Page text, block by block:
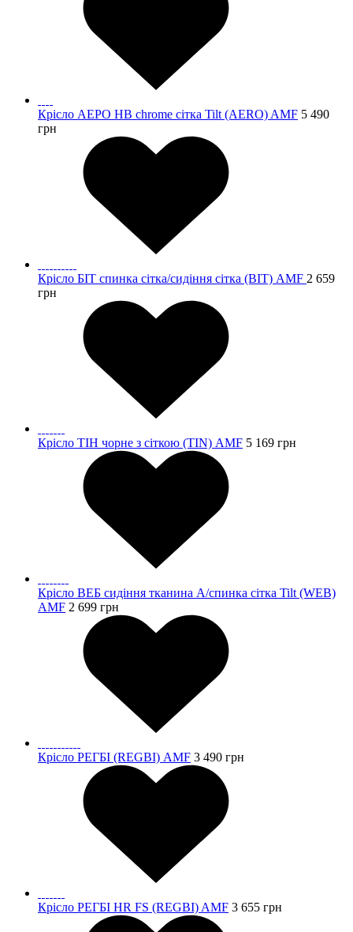
Крісло АЕРО HB chrome сітка Tilt (AERO) AMF 5 490
грн
Крісло БІТ спинка сітка/сидіння сітка (BIT) AMF 2 659
грн
Крісло ТІН чорне з сіткою (TIN) AMF 5 169 грн
Крісло ВЕБ сидіння тканина А/спинка сітка Tilt (WEB)
AMF 2 699 грн
Крісло РЕГБІ (REGBI) AMF 3 490 грн
Крісло РЕГБІ HR FS (REGBI) AMF 3 655 грн